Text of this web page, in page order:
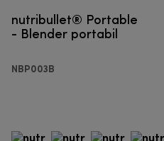
nutribullet® Portable
- Blender portabil
NBP003B